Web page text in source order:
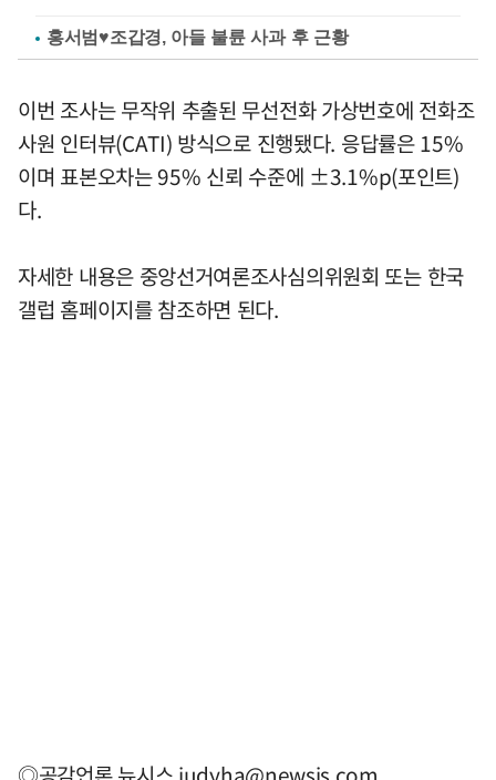
홍서범♥조갑경, 아들 불륜 사과 후 근황
이번 조사는 무작위 추출된 무선전화 가상번호에 전화조
사원 인터뷰(CATI) 방식으로 진행됐다. 응답률은 15%
이며 표본오차는 95% 신뢰 수준에 ±3.1%p(포인트)
다.
자세한 내용은 중앙선거여론조사심의위원회 또는 한국
갤럽 홈페이지를 참조하면 된다.